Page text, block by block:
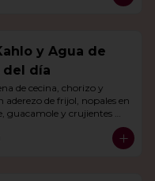
y Agua de
del día
de cecina, chorizo y
aderezo de frijol, nopales en
guacamole y crujientes